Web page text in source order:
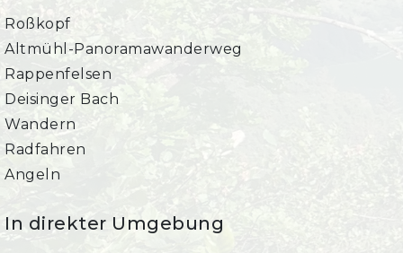
Roßkopf
Altmühl-Panoramawanderweg
Rappenfelsen
Deisinger Bach
Wandern
Radfahren
Angeln
In direkter Umgebung